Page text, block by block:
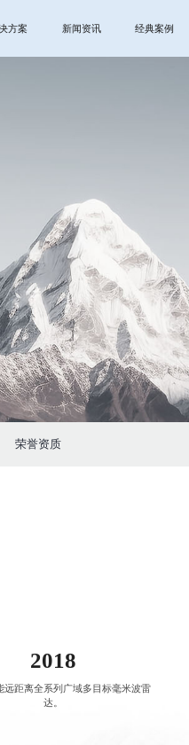
方案 新闻资讯 经典案例
荣誉资质
2018
远距离全系列广域多目标毫米波雷
达。